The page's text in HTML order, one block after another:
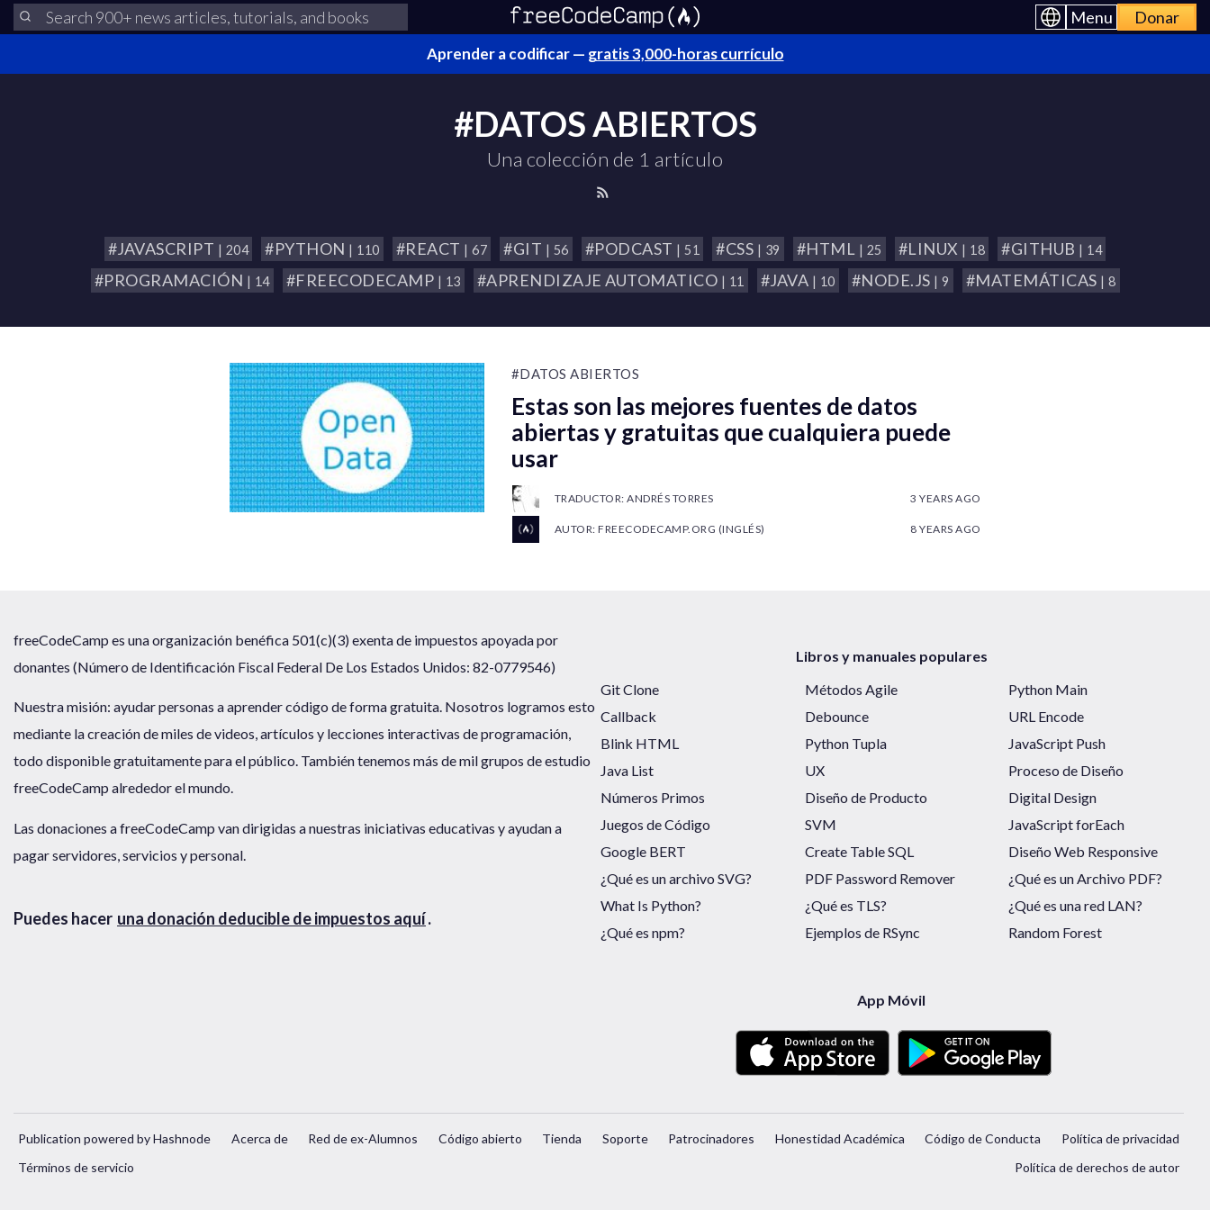
Menu Donar
Aprender a codificar — gratis 3,000-horas currículo
#DATOS ABIERTOS
Una colección de 1 artículo
#JAVASCRIPT | 204 #PYTHON | 110 #REACT | 67 #GIT | 56 #PODCAST | 51 #CSS | 39 #HTML | 25 #LINUX | 18 #GITHUB | 14
#PROGRAMACIÓN | 14 #FREECODECAMP | 13 #APRENDIZAJE AUTOMATICO | 11 #JAVA | 10 #NODE.JS | 9 #MATEMÁTICAS | 8
#DATOS ABIERTOS
Estas son las mejores fuentes de datos
abiertas y gratuitas que cualquiera puede
usar
TRADUCTOR: ANDRÉS TORRES 3 YEARS AGO
AUTOR: FREECODECAMP.ORG (INGLÉS) 8 YEARS AGO
freeCodeCamp es una organización benéfica 501(c)(3) exenta de impuestos apoyada por
donantes (Número de Identificación Fiscal Federal De Los Estados Unidos: 82-0779546)
Nuestra misión: ayudar personas a aprender código de forma gratuita. Nosotros logramos esto
mediante la creación de miles de videos, artículos y lecciones interactivas de programación,
todo disponible gratuitamente para el público. También tenemos más de mil grupos de estudio
freeCodeCamp alrededor el mundo.
Las donaciones a freeCodeCamp van dirigidas a nuestras iniciativas educativas y ayudan a
pagar servidores, servicios y personal.
Puedes hacer una donación deducible de impuestos aquí.
Libros y manuales populares
Git Clone
Métodos Agile
Python Main
Callback
Debounce
URL Encode
Blink HTML
Python Tupla
JavaScript Push
Java List
UX
Proceso de Diseño
Números Primos
Diseño de Producto
Digital Design
Juegos de Código
SVM
JavaScript forEach
Google BERT
Create Table SQL
Diseño Web Responsive
¿Qué es un archivo SVG?
PDF Password Remover
¿Qué es un Archivo PDF?
What Is Python?
¿Qué es TLS?
¿Qué es una red LAN?
¿Qué es npm?
Ejemplos de RSync Random Forest
App Móvil
Publication powered by Hashnode Acerca de Red de ex-Alumnos Código abierto Tienda Soporte Patrocinadores Honestidad Académica Código de Conducta
Política de privacidad
Términos de servicio
Política de derechos de autor